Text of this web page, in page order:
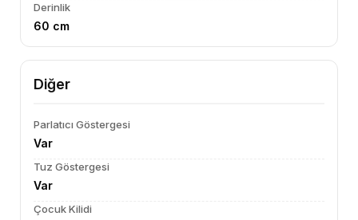
Derinlik
60 cm
Diğer
Parlatıcı Göstergesi
Var
Tuz Göstergesi
Var
Çocuk Kilidi